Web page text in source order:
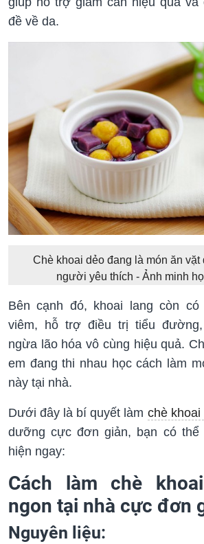
đề về da.
Chè khoai dẻo đang là món ăn
người yêu thích - Ảnh minh
Bên cạnh đó, khoai lang còn có
viêm, hỗ trợ điều trị tiểu
ngừa lão hóa vô cùng hiệu quả.
em đang thi nhau học cách làm
này tại nhà.
Dưới đây là bí quyết làm chè khoai
dưỡng cực đơn giản, bạn có thể
hiện ngay:
Cách làm chè
ngon tại nhà cực đơn
Nguyên liệu: